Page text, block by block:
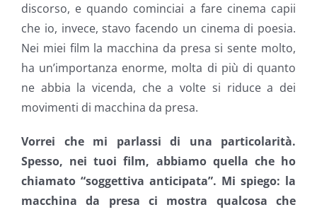
discorso, e quando cominciai a fare cinema capii
che io, invece, stavo facendo un cinema di poesia.
Nei miei film la macchina da presa si sente molto,
ha un’importanza enorme, molta di più di quanto
ne abbia la vicenda, che a volte si riduce a dei
movimenti di macchina da presa.
Vorrei che mi parlassi di una particolarità.
Spesso, nei tuoi film, abbiamo quella che ho
chiamato “soggettiva anticipata”. Mi spiego: la
macchina da presa ci mostra qualcosa che